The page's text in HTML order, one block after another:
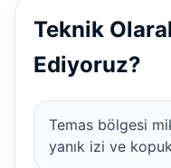
Teknik
Ediyoruz?
Temas bölgesi
yanık izi ve